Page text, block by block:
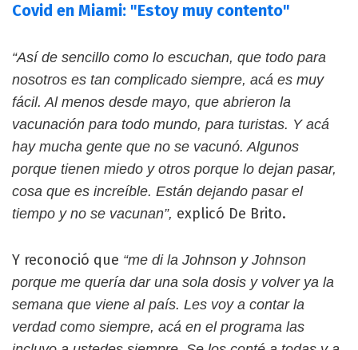
Covid en Miami: "Estoy muy contento"
“Así de sencillo como lo escuchan, que todo para
nosotros es tan complicado siempre, acá es muy
fácil. Al menos desde mayo, que abrieron la
vacunación para todo mundo, para turistas. Y acá
hay mucha gente que no se vacunó. Algunos
porque tienen miedo y otros porque lo dejan pasar,
cosa que es increíble. Están dejando pasar el
tiempo y no se vacunan”, explicó De Brito.
Y reconoció que “me di la Johnson y Johnson
porque me quería dar una sola dosis y volver ya la
semana que viene al país. Les voy a contar la
verdad como siempre, acá en el programa las